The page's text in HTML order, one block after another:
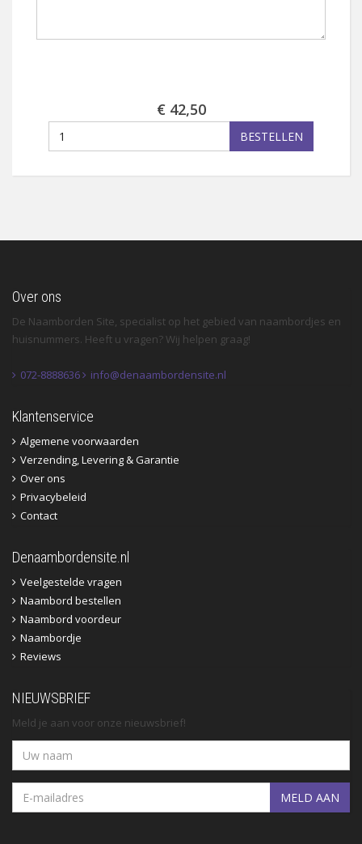
€ 42,50
BESTELLEN
Over ons
De Naamborden Site, specialist op het gebied van naambordjes en
huisnummers. Heeft u vragen? Wij helpen graag!
072-8888636 info@denaambordensite.nl
Klantenservice
Algemene voorwaarden
Verzending, Levering & Garantie
Over ons
Privacybeleid
Contact
Denaambordensite.nl
Veelgestelde vragen
Naambord bestellen
Naambord voordeur
Naambordje
Reviews
NIEUWSBRIEF
Meld je aan voor onze nieuwsbrief!
MELD AAN